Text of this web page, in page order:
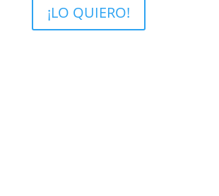
¡LO QUIERO!